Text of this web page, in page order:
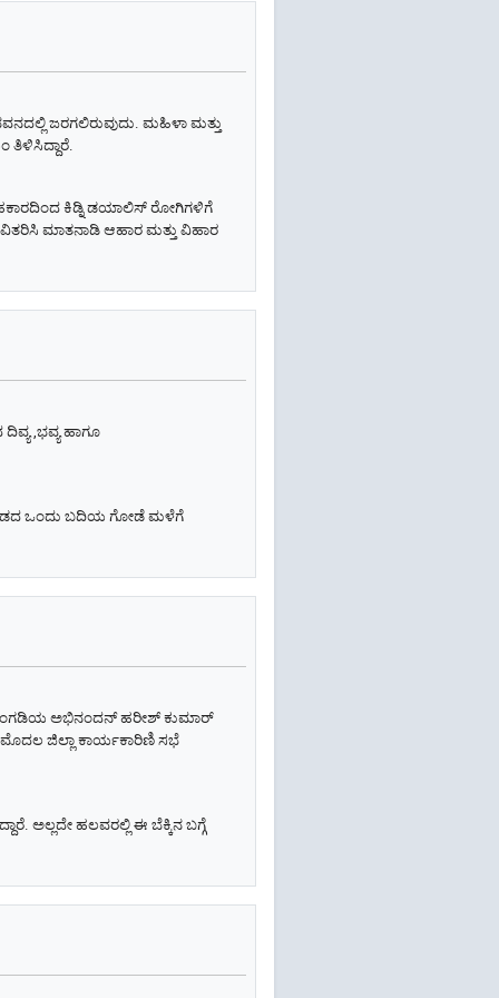
ಜರಗಲಿರುವುದು. ಮಹಿಳಾ ಮತ್ತು
ಕಿಡ್ನಿ ಡಯಾಲಿಸ್ ರೋಗಿಗಳಿಗೆ
ಮಾತನಾಡಿ ಆಹಾರ ಮತ್ತು ವಿಹಾರ
,ಭವ್ಯ ಹಾಗೂ
ಒಂದು ಬದಿಯ ಗೋಡೆ ಮಳೆಗೆ
ಅಭಿನಂದನ್ ಹರೀಶ್ ಕುಮಾರ್
ಜಿಲ್ಲಾ ಕಾರ್ಯಕಾರಿಣಿ ಸಭೆ
ಅಲ್ಲದೇ ಹಲವರಲ್ಲಿ ಈ ಬೆಕ್ಕಿನ ಬಗ್ಗೆ